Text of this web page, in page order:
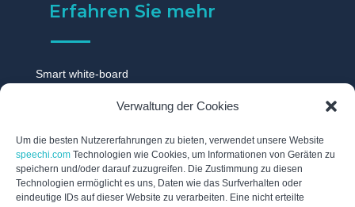
Verwaltung der Cookies
Um die besten Nutzererfahrungen zu bieten, verwendet unsere Website
speechi.com Technologien wie Cookies, um Informationen von Geräten zu
speichern und/oder darauf zuzugreifen. Die Zustimmung zu diesen
Technologien ermöglicht es uns, Daten wie das Surfverhalten oder
eindeutige IDs auf dieser Website zu verarbeiten. Eine nicht erteilte
Erfahren Sie mehr
Smart white-board
Digitales whiteboard
Touch display
Digitale schwarzes brett